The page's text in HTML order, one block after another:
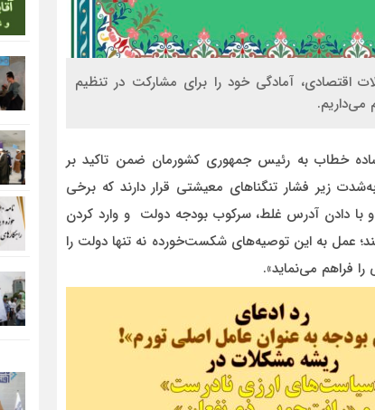
برای اصلاح مشکلات اقتصادی، آمادگی خود را برای مشارکت در تنظیم
می‌داریم.
خطاب به رئیس جمهوری کشورمان ضمن تاکید بر
زیر فشار تنگناهای معیشتی قرار دارند که برخی
و با دادن آدرس غلط، سرکوب بودجه دولت و وارد کردن
عمل به این توصیه‌های شکست‌خورده نه تنها دولت را
فراهم می‌نماید».